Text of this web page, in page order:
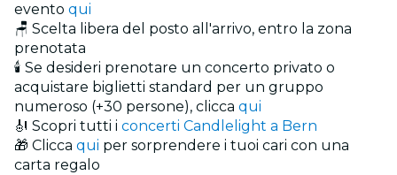
evento qui
🪑 Scelta libera del posto all'arrivo, entro la zona
prenotata
🕯️ Se desideri prenotare un concerto privato o
acquistare biglietti standard per un gruppo
numeroso (+30 persone), clicca qui
🎻 Scopri tutti i concerti Candlelight a Bern
🎁 Clicca qui per sorprendere i tuoi cari con una
carta regalo